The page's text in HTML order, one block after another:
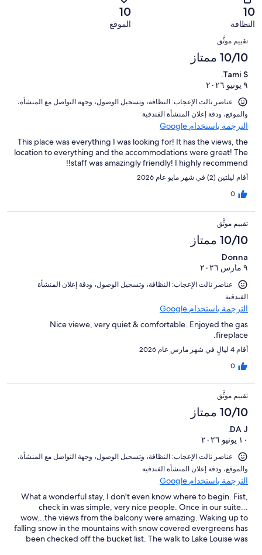
من
تقييمات
النزلاء
4
من
النزلاء
من
أصل
4
من
تقييمات
النزلاء
0
من
من
تقييمات
النزلاء
-
سيّئ
للغاية.
من
من
تقييمات
النزلاء
10
النظافة
10
الموقع
التقييمات
تقييم موثَّق
10/10 ممتاز
Tami S.
٩ يونيو ٢٠٢٦
عناصر نالت الإعجاب: ⁦النظافة⁩، و⁦تسجيل الوصول⁩، و⁦جهة التواصل مع المنشأة⁩،
و⁦الموقع⁩، و⁦دقة إعلان المنشأة الفندقية⁩
الترجمة باستخدام Google
This place was everything I was looking for! It has the views, the
location to everything and the accommodations were great! The
staff was amazingly friendly! I highly recommend!!
أقام ليلتين (2) في شهر مايو عام 2026
0
تقييم موثَّق
10/10 ممتاز
Donna
٩ مارس ٢٠٢٦
عناصر نالت الإعجاب: ⁦النظافة⁩، و⁦تسجيل الوصول⁩، و⁦دقة إعلان المنشأة
الفندقية⁩
الترجمة باستخدام Google
Nice viewe, very quiet & comfortable. Enjoyed the gas
fireplace.
أقام 4 ليالٍ في شهر مارس عام 2026
0
تقييم موثَّق
10/10 ممتاز
DA J.
١٠ يونيو ٢٠٢٦
عناصر نالت الإعجاب: ⁦النظافة⁩، و⁦تسجيل الوصول⁩، و⁦جهة التواصل مع المنشأة⁩،
و⁦الموقع⁩، و⁦دقة إعلان المنشأة الفندقية⁩
الترجمة باستخدام Google
What a wonderful stay, I don't even know where to begin. Fist,
check in was simple, very nice people. Once in our suite...
wow...the views from the balcony were amazing. Waking up to
falling snow in the mountains with snow covered evergreens has
been checked off the bucket list. The walk to Lake Louise was